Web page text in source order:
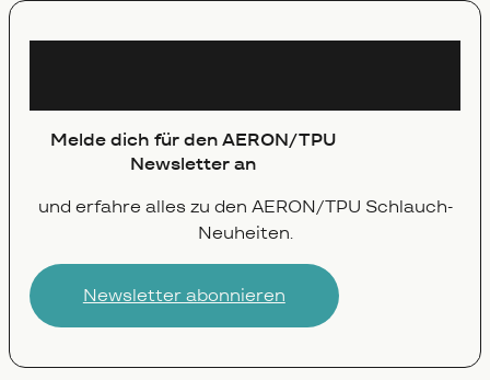
Melde dich für den AERON/TPU
Newsletter an
und erfahre alles zu den AERON‍/‍TPU Schlauch-
Neuheiten.
Newsletter abonnieren